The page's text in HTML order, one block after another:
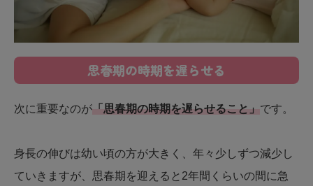
思春期の時期を遅らせる
次に重要なのが 「思春期の時期を遅らせること」 です。
身長の伸びは幼い頃の方が大きく、年々少しずつ減少し
ていきますが、思春期を迎えると2年間くらいの間に急